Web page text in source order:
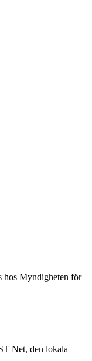
hos Myndigheten för
Net, den lokala